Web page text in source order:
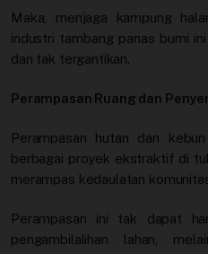
Maka, menjaga kampung
industri tambang panas bumi
dan tak tergantikan.
Perampasan Ruang dan
Perampasan hutan dan
berbagai proyek ekstraktif di
merampas kedaulatan
Perampasan ini tak dapat
pengambilalihan lahan,